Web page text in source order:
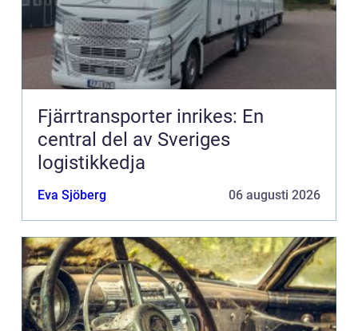
Fjärrtransporter inrikes: En
central del av Sveriges
logistikkedja
Eva Sjöberg 06 augusti 2026